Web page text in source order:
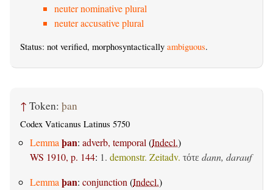
neuter nominative plural
neuter accusative plural
Status: not verified, morphosyntactically ambiguous.
↑ Token: þan
Codex Vaticanus Latinus 5750
Lemma þan: adverb, temporal (Indecl.)
WS 1910, p. 144: 1. demonstr. Zeitadv. τότε dann, darauf
Lemma þan: conjunction (Indecl.)